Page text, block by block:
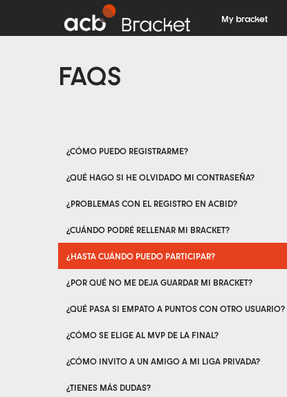
My bracket
FAQS
¿CÓMO PUEDO REGISTRARME?
¿QUÉ HAGO SI HE OLVIDADO MI CONTRASEÑA?
¿PROBLEMAS CON EL REGISTRO EN ACBID?
¿CUÁNDO PODRÉ RELLENAR MI BRACKET?
¿HASTA CUÁNDO PUEDO PARTICIPAR?
¿POR QUÉ NO ME DEJA GUARDAR MI BRACKET?
¿QUÉ PASA SI EMPATO A PUNTOS CON OTRO USUARIO?
¿CÓMO SE ELIGE AL MVP DE LA FINAL?
¿CÓMO INVITO A UN AMIGO A MI LIGA PRIVADA?
¿TIENES MÁS DUDAS?